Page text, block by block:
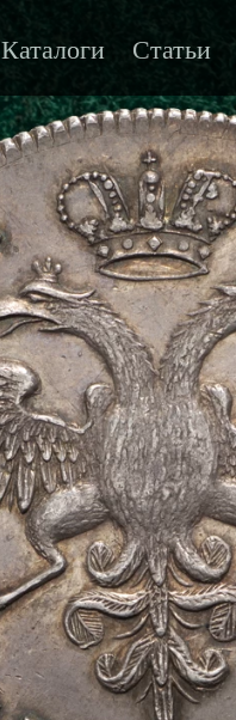
Каталоги Статьи